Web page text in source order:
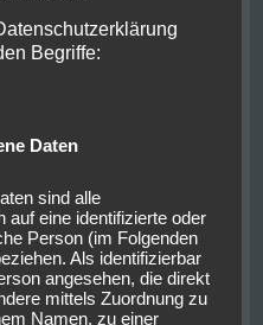
Begriffe:
Daten
sind alle
auf eine identifizierte oder
Person (im Folgenden
Als identifizierbar
angesehen, die direkt
mittels Zuordnung zu
Namen, zu einer